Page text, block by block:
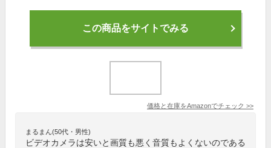
この商品をサイトでみる
価格と在庫をAmazonでチェック >>
まるまん(50代・男性)
ビデオカメラは安いと画質も悪く音質もよくないのである